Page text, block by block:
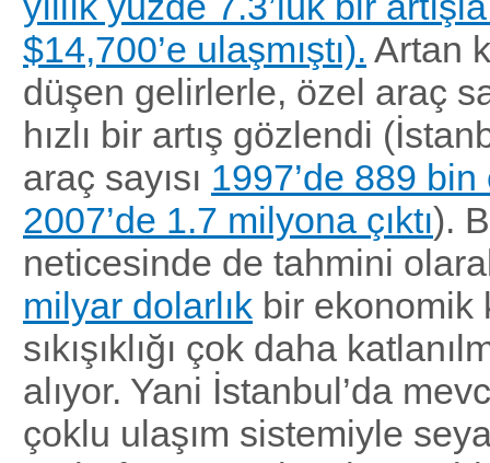
$14,700’e ulaşmıştı). Artan
düşen gelirlerle, özel araç
hızlı bir artış gözlendi
araç sayısı 1997’de 889
2007’de 1.7 milyona çıktı).
neticesinde de tahmini
milyar dolarlık bir ekonomik
sıkışıklığı çok daha
alıyor. Yani İstanbul’da
çoklu ulaşım sistemiyle